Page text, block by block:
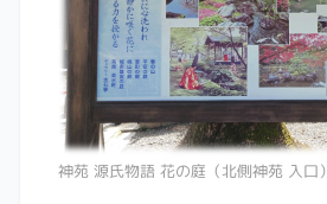
神苑 源氏物語 花の庭（北側神苑 入口）